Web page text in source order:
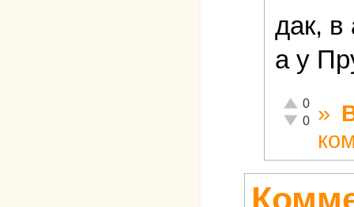
дак, в
а у
Отлично!
0
Неадекватно!
0 »